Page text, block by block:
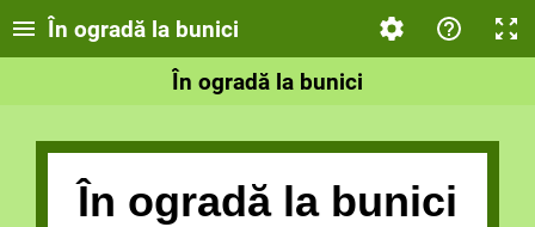
În ogradă la bunici
În ogradă la bunici
În ogradă la bunici